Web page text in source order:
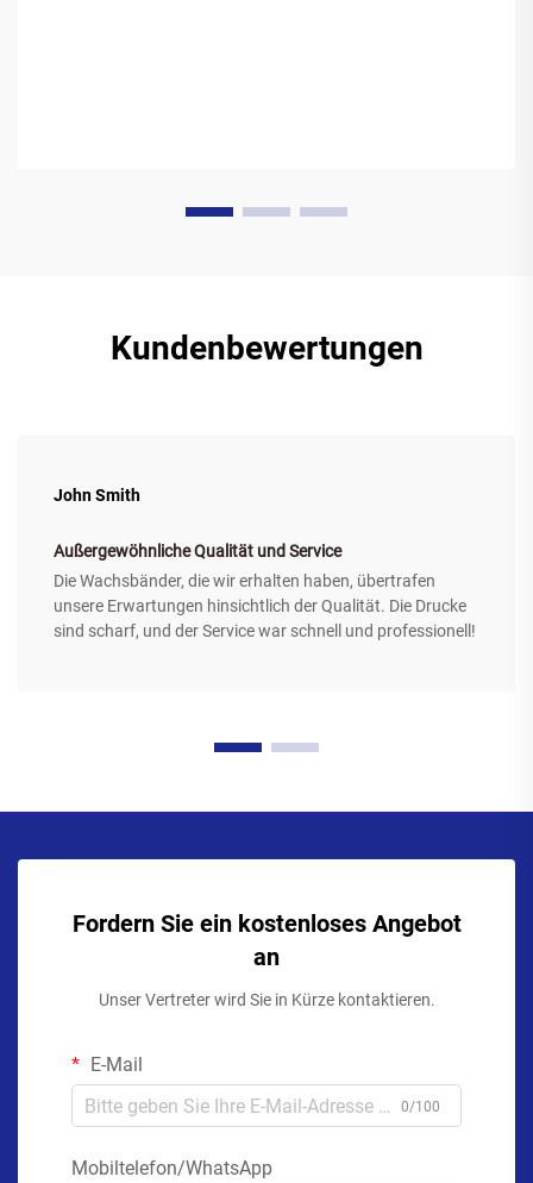
Kundenbewertungen
John Smith
Außergewöhnliche Qualität und Service
Die Wachsbänder, die wir erhalten haben, übertrafen
unsere Erwartungen hinsichtlich der Qualität. Die Drucke
sind scharf, und der Service war schnell und professionell!
Fordern Sie ein kostenloses Angebot
an
Unser Vertreter wird Sie in Kürze kontaktieren.
E-Mail
0/100
Mobiltelefon/WhatsApp